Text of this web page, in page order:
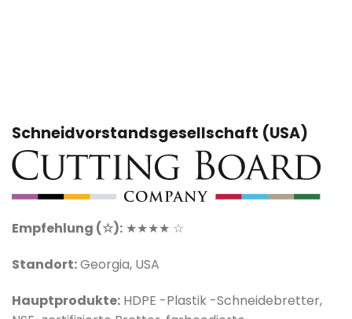
Schneidvorstandsgesellschaft (USA)
Empfehlung (☆): ★★★★ ☆
Standort:Georgia, USA
Hauptprodukte: HDPE -Plastik -Schneidebretter,